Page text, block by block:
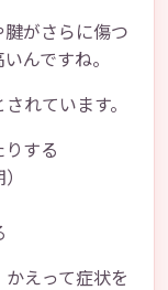
がさらに傷つ
んですね。
れています。
する
かえって症状を